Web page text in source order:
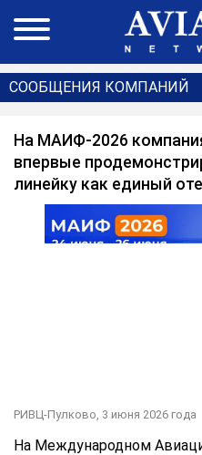
СООБЩЕНИЯ КОМПАНИЙ
На МАИФ-2026
впервые
линейку как единый
РИВЦ-Пулково, 3 июня 2026 года
На Международном